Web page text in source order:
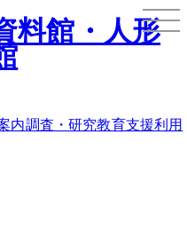
料館・人形
内調査・研究教育支援利用